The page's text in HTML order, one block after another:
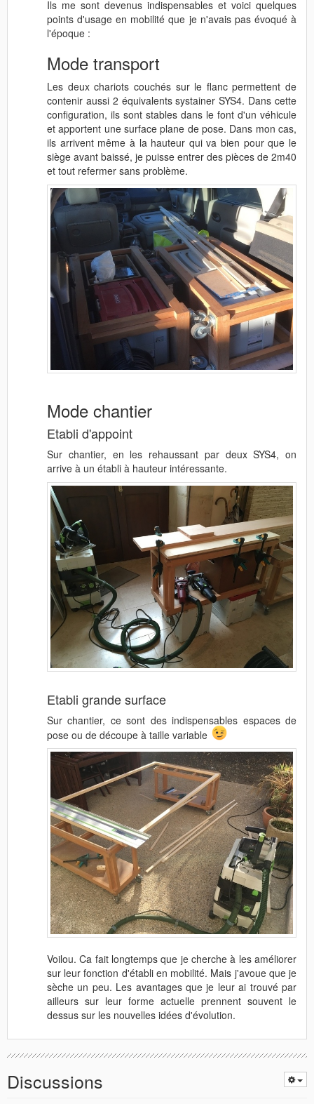
Ils me sont devenus indispensables et voici quelques
points d'usage en mobilité que je n'avais pas évoqué à
l'époque :
Mode transport
Les deux chariots couchés sur le flanc permettent de
contenir aussi 2 équivalents systainer SYS4. Dans cette
configuration, ils sont stables dans le font d'un véhicule
et apportent une surface plane de pose. Dans mon cas,
ils arrivent même à la hauteur qui va bien pour que le
siège avant baissé, je puisse entrer des pièces de 2m40
et tout refermer sans problème.
Mode chantier
Etabli d'appoint
Sur chantier, en les rehaussant par deux SYS4, on
arrive à un établi à hauteur intéressante.
Etabli grande surface
Sur chantier, ce sont des indispensables espaces de
pose ou de découpe à taille variable
Voilou. Ca fait longtemps que je cherche à les améliorer
sur leur fonction d'établi en mobilité. Mais j'avoue que je
sèche un peu. Les avantages que je leur ai trouvé par
ailleurs sur leur forme actuelle prennent souvent le
dessus sur les nouvelles idées d'évolution.
Discussions